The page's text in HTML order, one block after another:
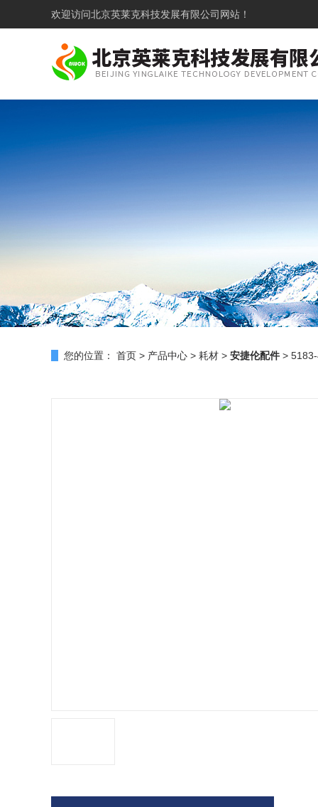
欢迎访问北京英莱克科技发展有限公司网站！
您的位置： 首页 > 产品中心 > 耗材 > 安捷伦配件 >